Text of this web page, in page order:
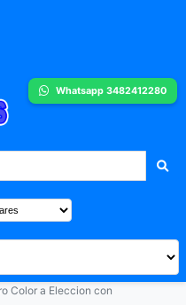
Whatsapp 3482412280
Color a Eleccion con